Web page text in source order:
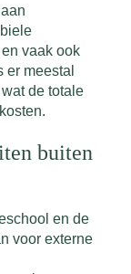
vaak ook
meestal
de totale
buiten
en de
voor externe